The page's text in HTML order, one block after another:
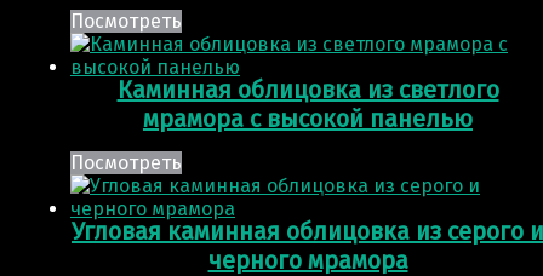
Посмотреть
Каминная облицовка из светлого
мрамора с высокой панелью
Посмотреть
Угловая каминная облицовка из серого и
черного мрамора